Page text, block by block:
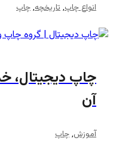
انواع چاپ,تاریخچه,چاپ
چاپ دیجیتال،
آن
آموزش,چاپ